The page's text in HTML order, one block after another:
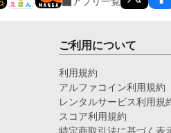
ご利用について
利用規約
アルファコイン利用規約
レンタルサービス利用規
スコア利用規約